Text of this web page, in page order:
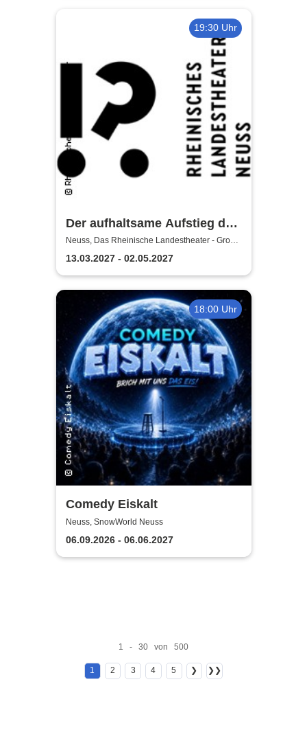
19:30 Uhr
Der aufhaltsame Aufstieg des
Arturo Ui - Das Rheinische
Landestheater Neuss
Neuss, Das Rheinische Landestheater - Große
Bühne
13.03.2027 - 02.05.2027
18:00 Uhr
Comedy Eiskalt
Neuss, SnowWorld Neuss
06.09.2026 - 06.06.2027
1 - 30 von 500
1 2 3 4 5 ❯ ❯❯